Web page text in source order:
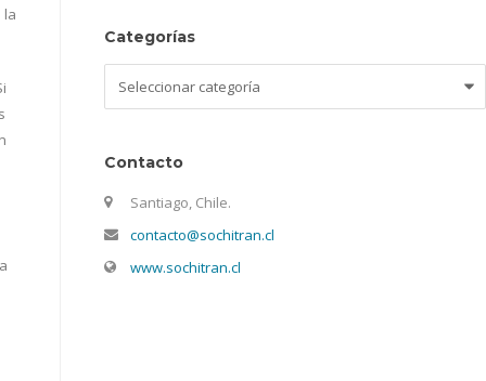
la
Categorías
Contacto
Santiago, Chile.
contacto@sochitran.cl
www.sochitran.cl